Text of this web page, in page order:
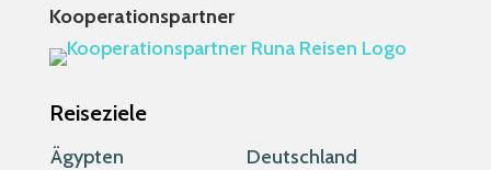
Kooperationspartner
Reiseziele
Ägypten
Deutschland